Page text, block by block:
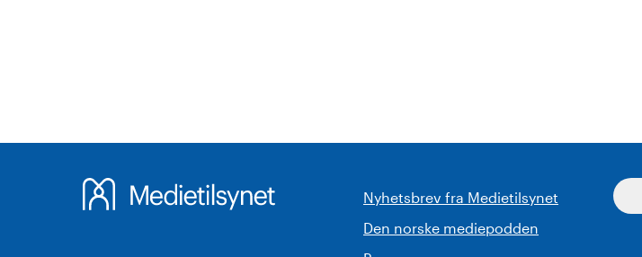
Nyhetsbrev fra Medietilsynet
Den norske mediepodden